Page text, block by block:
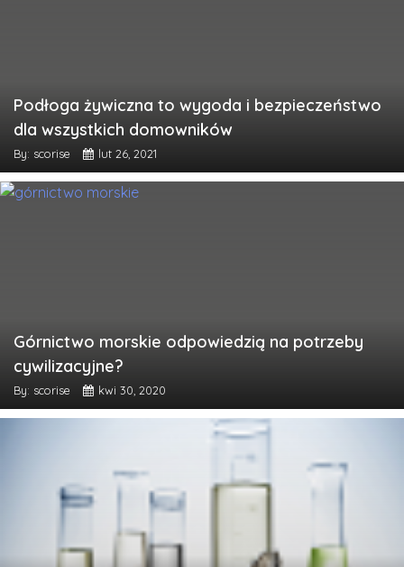
Podłoga żywiczna to wygoda i bezpieczeństwo
dla wszystkich domowników
By: scorise lut 26, 2021
Górnictwo morskie odpowiedzią na potrzeby
cywilizacyjne?
By: scorise kwi 30, 2020